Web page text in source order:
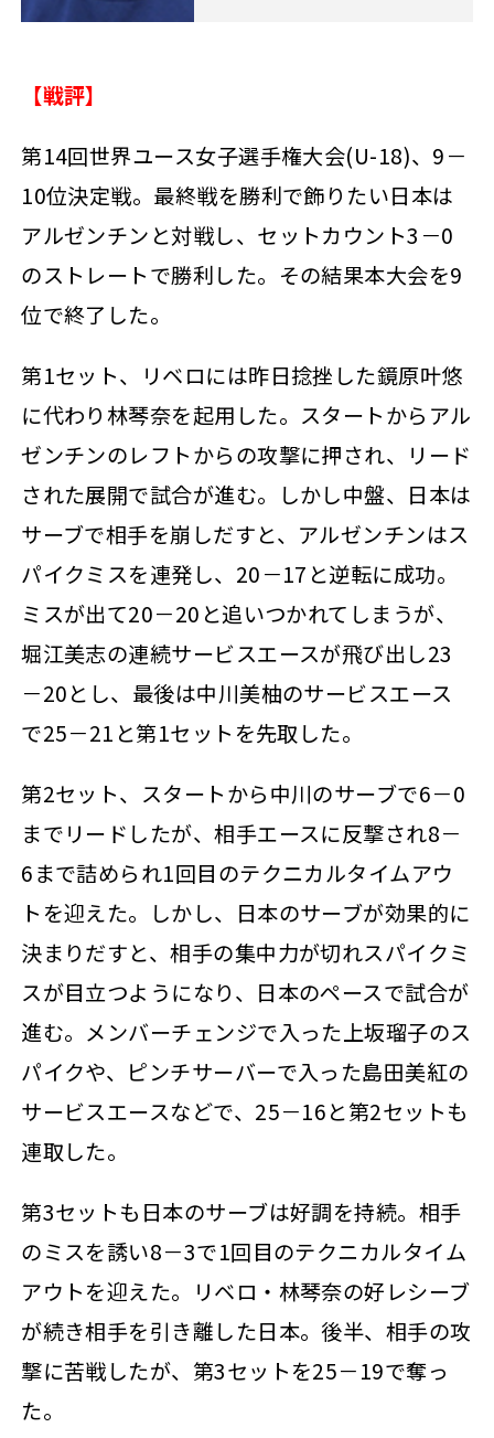
【戦評】
第14回世界ユース女子選手権大会(U-18)、9－
10位決定戦。最終戦を勝利で飾りたい日本は
アルゼンチンと対戦し、セットカウント3－0
のストレートで勝利した。その結果本大会を9
位で終了した。
第1セット、リベロには昨日捻挫した鏡原叶悠
に代わり林琴奈を起用した。スタートからアル
ゼンチンのレフトからの攻撃に押され、リード
された展開で試合が進む。しかし中盤、日本は
サーブで相手を崩しだすと、アルゼンチンはス
パイクミスを連発し、20－17と逆転に成功。
ミスが出て20－20と追いつかれてしまうが、
堀江美志の連続サービスエースが飛び出し23
－20とし、最後は中川美柚のサービスエース
で25－21と第1セットを先取した。
第2セット、スタートから中川のサーブで6－0
までリードしたが、相手エースに反撃され8－
6まで詰められ1回目のテクニカルタイムアウ
トを迎えた。しかし、日本のサーブが効果的に
決まりだすと、相手の集中力が切れスパイクミ
スが目立つようになり、日本のペースで試合が
進む。メンバーチェンジで入った上坂瑠子のス
パイクや、ピンチサーバーで入った島田美紅の
サービスエースなどで、25－16と第2セットも
連取した。
第3セットも日本のサーブは好調を持続。相手
のミスを誘い8－3で1回目のテクニカルタイム
アウトを迎えた。リベロ・林琴奈の好レシーブ
が続き相手を引き離した日本。後半、相手の攻
撃に苦戦したが、第3セットを25－19で奪っ
た。